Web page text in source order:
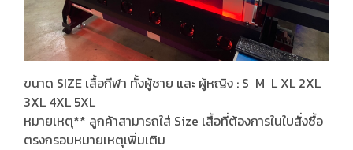
ขนาด SIZE เสื้อกีฬา ทั้งผู้ชาย และ ผู้หญิง : S M L XL 2XL
3XL 4XL 5XL
หมายเหตุ** ลูกค้าสามารถใส่ Size เสื้อที่ต้องการในใบสั่งซื้อ
ตรงกรอบหมายเหตุเพิ่มเติม